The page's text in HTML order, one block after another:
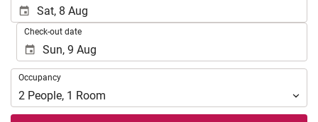
Check-out date
Occupancy
Occupancy
2 People, 1 Room